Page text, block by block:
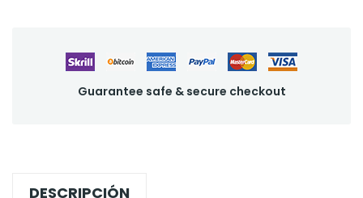
Guarantee safe & secure checkout
DESCRIPCIÓN